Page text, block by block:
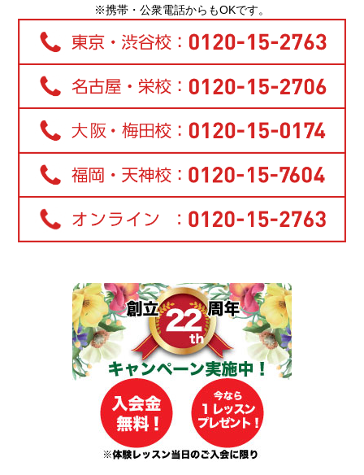
※携帯・公衆電話からもOKです。